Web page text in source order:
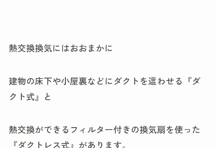
熱交換換気にはおおまかに
建物の床下や小屋裏などにダクトを這わせる『ダ
クト式』と
熱交換ができるフィルター付きの換気扇を使った
『ダクトレス式』があります。